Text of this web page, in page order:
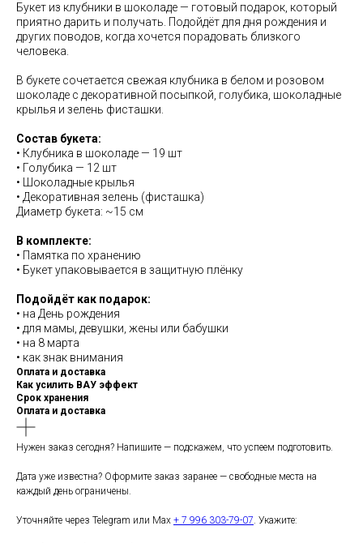
Букет из клубники в шоколаде — готовый подарок, который
приятно дарить и получать. Подойдёт для дня рождения и
других поводов, когда хочется порадовать близкого
человека.
В букете сочетается свежая клубника в белом и розовом
шоколаде с декоративной посыпкой, голубика, шоколадные
крылья и зелень фисташки.
Состав букета:
• Клубника в шоколаде — 19 шт
• Голубика — 12 шт
• Шоколадные крылья
• Декоративная зелень (фисташка)
Диаметр букета: ~15 см
В комплекте:
• Памятка по хранению
• Букет упаковывается в защитную плёнку
Подойдёт как подарок:
• на День рождения
• для мамы, девушки, жены или бабушки
• на 8 марта
• как знак внимания
Оплата и доставка
Как усилить ВАУ эффект
Срок хранения
Оплата и доставка
Нужен заказ сегодня? Напишите — подскажем, что успеем подготовить.
Дата уже известна? Оформите заказ заранее — свободные места на
каждый день ограничены.
Уточняйте через Telegram или Max + 7 996 303-79-07. Укажите: